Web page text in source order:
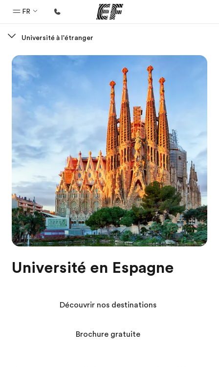
FR
Bienvenue chez EF
Programmes
Nos offres
A propos de nous
Qui sommes-nous ?
EF recrute
Rejoignez nos équipes
Université à l'étranger
Université en Espagne
Découvrir nos destinations
Brochure gratuite